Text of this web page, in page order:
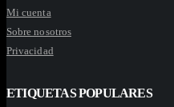
Mi cuenta
Sobre nosotros
Privacidad
ETIQUETAS POPULARES